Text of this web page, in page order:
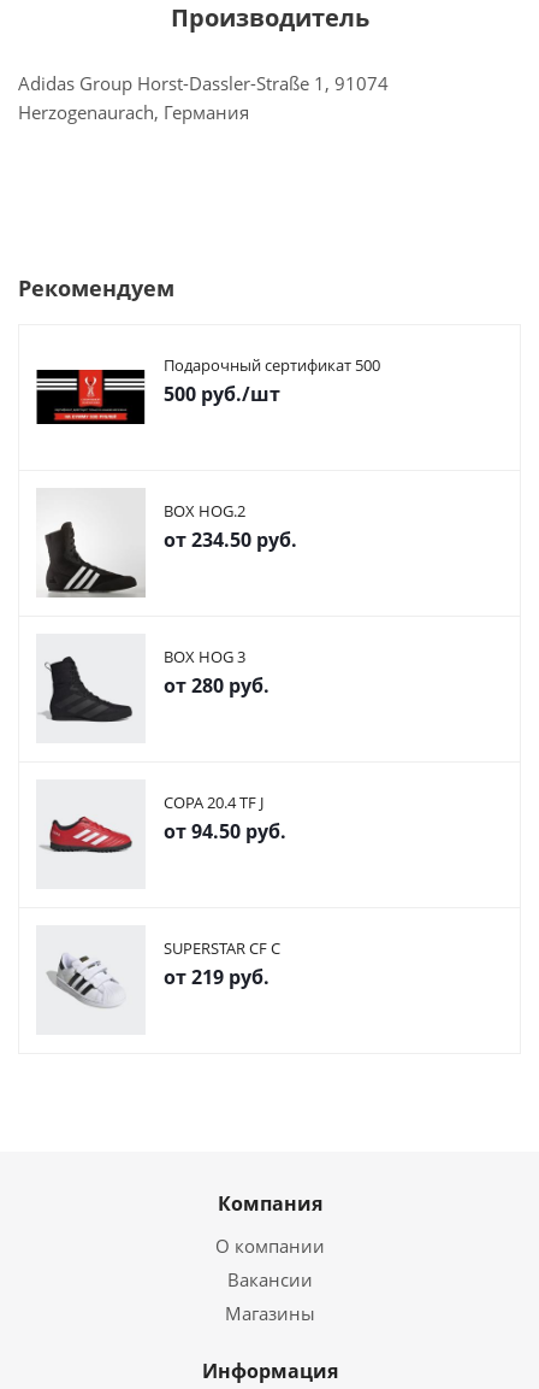
Производитель
Adidas Group Horst-Dassler-Straße 1, 91074
Herzogenaurach, Германия
Рекомендуем
Подарочный сертификат 500
500 руб./шт
BOX HOG.2
от234.50 руб.
BOX HOG 3
от280 руб.
COPA 20.4 TF J
от94.50 руб.
SUPERSTAR CF C
от219 руб.
Компания
О компании
Вакансии
Магазины
Информация